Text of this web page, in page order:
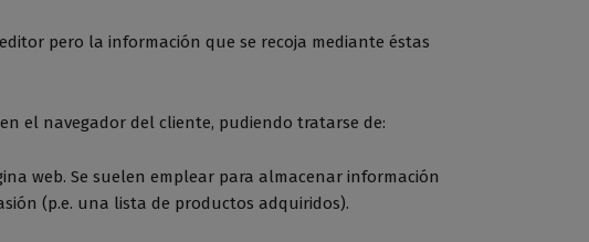
pero la información que se recoja mediante éstas
el navegador del cliente, pudiendo tratarse de:
web. Se suelen emplear para almacenar información
(p.e. una lista de productos adquiridos).